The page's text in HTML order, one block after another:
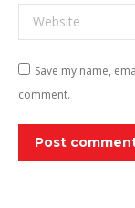
Website
Save my name,
comment.
Post